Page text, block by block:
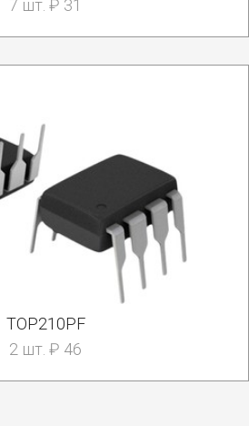
7 шт. ₽ 31
TOP210PF
2 шт. ₽ 46